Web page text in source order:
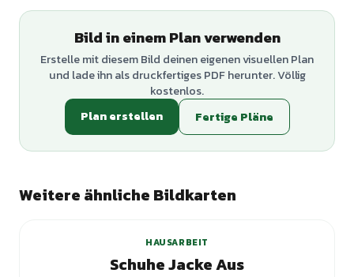
Bild in einem Plan verwenden
Erstelle mit diesem Bild deinen eigenen visuellen Plan
und lade ihn als druckfertiges PDF herunter. Völlig
kostenlos.
Plan erstellen
Fertige Pläne
Weitere ähnliche Bildkarten
HAUSARBEIT
Schuhe Jacke Aus